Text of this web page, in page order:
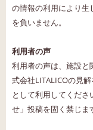
の情報の利用により生
を負いません。
利用者の声
利用者の声は、施設と
式会社LITALICOの見
として利用してくだ
せ」投稿を固く禁じま